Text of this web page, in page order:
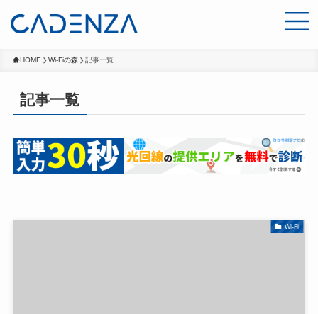
HOME Wi-Fiの森 記事一覧
記事一覧
Wi-Fi